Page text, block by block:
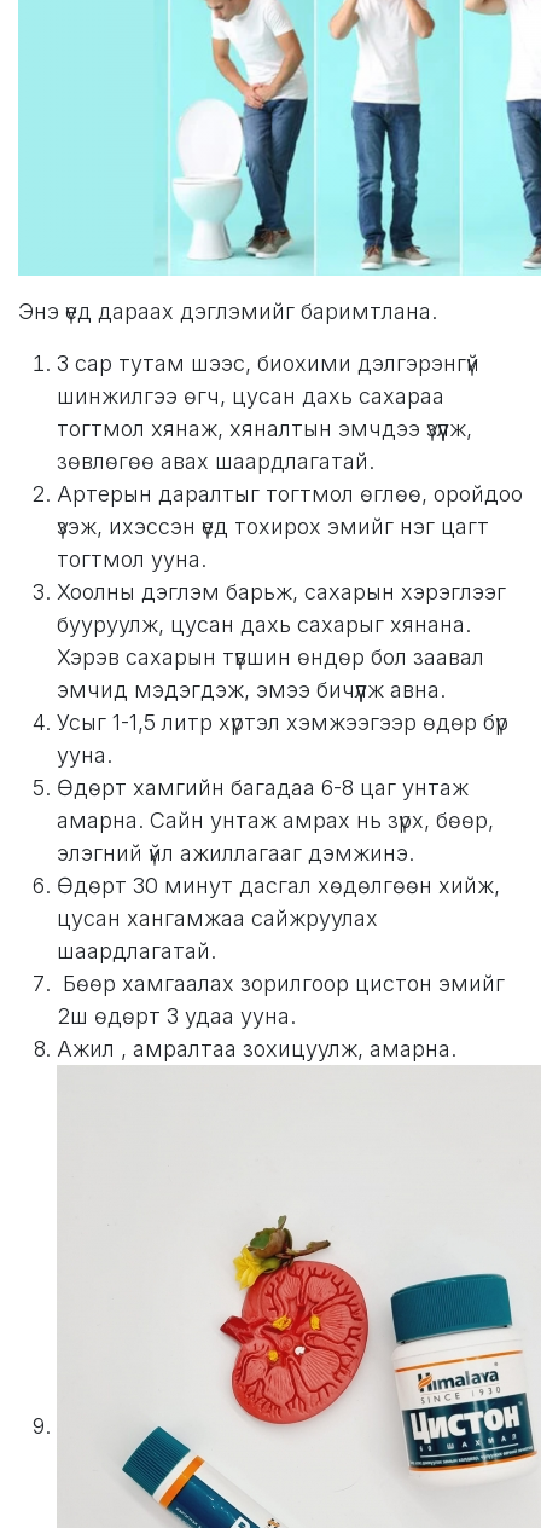
Энэ үед дараах дэглэмийг баримтлана.
3 сар тутам шээс, биохими дэлгэрэнгүй
шинжилгээ өгч, цусан дахь сахараа
тогтмол хянаж, хяналтын эмчдээ үзүүлж,
зөвлөгөө авах шаардлагатай.
Артерын даралтыг тогтмол өглөө, оройдоо
үзэж, ихэссэн үед тохирох эмийг нэг цагт
тогтмол ууна.
Хоолны дэглэм барьж, сахарын хэрэглээг
бууруулж, цусан дахь сахарыг хянана.
Хэрэв сахарын түвшин өндөр бол заавал
эмчид мэдэгдэж, эмээ бичүүлж авна.
Усыг 1-1,5 литр хүртэл хэмжээгээр өдөр бүр
ууна.
Өдөрт хамгийн багадаа 6-8 цаг унтаж
амарна. Сайн унтаж амрах нь зүрх, бөөр,
элэгний үйл ажиллагааг дэмжинэ.
Өдөрт 30 минут дасгал хөдөлгөөн хийж,
цусан хангамжаа сайжруулах
шаардлагатай.
Бөөр хамгаалах зорилгоор цистон эмийг
2ш өдөрт 3 удаа ууна.
Ажил , амралтаа зохицуулж, амарна.